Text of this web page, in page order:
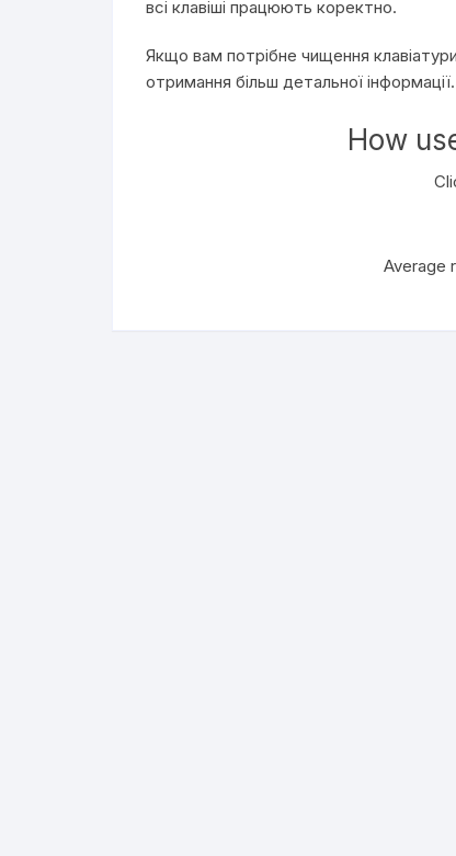
всі клавіші працюють коректно.
Якщо вам потрібне чищення
отримання більш детальної
How
Average